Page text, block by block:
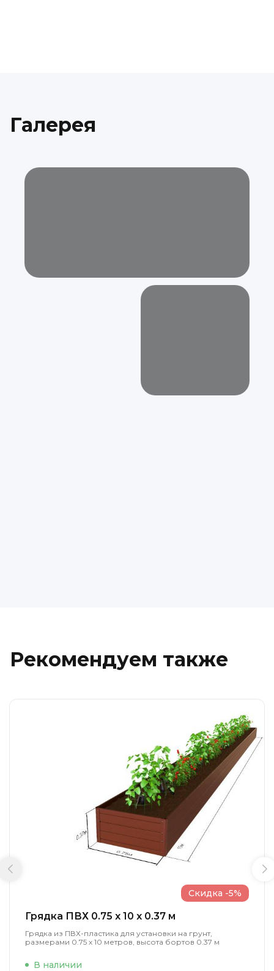
Галерея
Рекомендуем также
Грядка ПВХ 0.75 x 10 x 0.37 м
Грядка из ПВХ-пластика для установки на грунт,
размерами 0.75 х 10 метров, высота бортов 0.37 м
В наличии
Скидка -5%